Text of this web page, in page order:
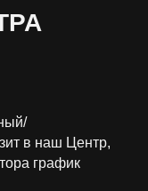
в наш Центр,
график